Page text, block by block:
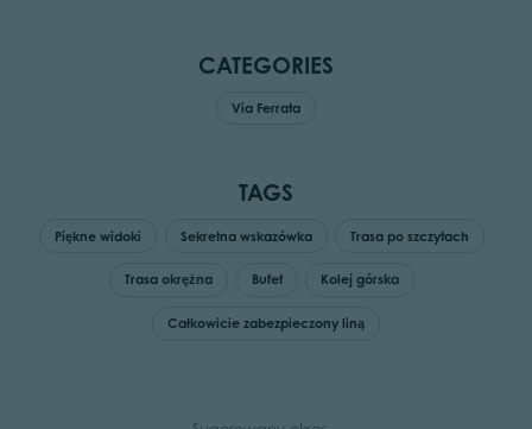
CATEGORIES
Via Ferrata
TAGS
Piękne widoki Sekretna wskazówka Trasa po szczytach
Trasa okrężna Bufet Kolej górska
Całkowicie zabezpieczony liną